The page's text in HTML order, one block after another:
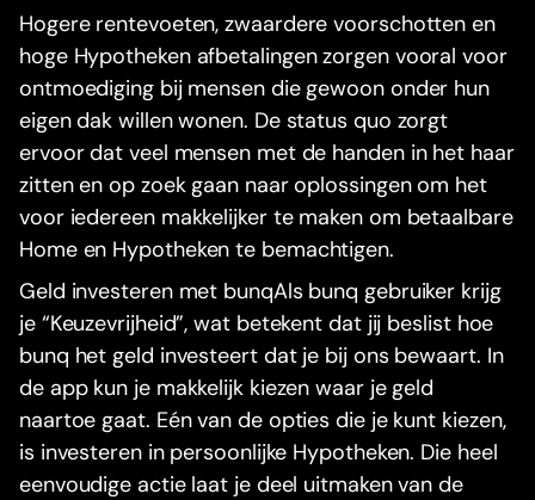
Hogere rentevoeten, zwaardere voorschotten en
hoge Hypotheken afbetalingen zorgen vooral voor
ontmoediging bij mensen die gewoon onder hun
eigen dak willen wonen. De status quo zorgt
ervoor dat veel mensen met de handen in het haar
zitten en op zoek gaan naar oplossingen om het
voor iedereen makkelijker te maken om betaalbare
Home en Hypotheken te bemachtigen.
Geld investeren met bunqAls bunq gebruiker krijg
je “Keuzevrijheid”, wat betekent dat jij beslist hoe
bunq het geld investeert dat je bij ons bewaart. In
de app kun je makkelijk kiezen waar je geld
naartoe gaat. Eén van de opties die je kunt kiezen,
is investeren in persoonlijke Hypotheken. Die heel
eenvoudige actie laat je deel uitmaken van de